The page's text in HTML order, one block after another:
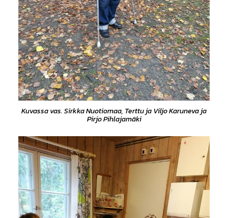
Kuvassa vas. Sirkka Nuotiomaa, Terttu ja Viljo Karuneva ja
Pirjo Pihlajamäki